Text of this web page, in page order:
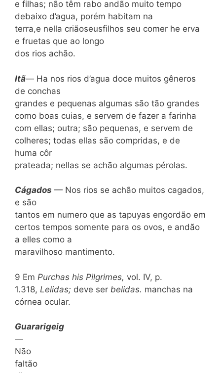
e filhas; não têm rabo andão muito tempo
debaixo d’agua, porém habitam na
terra,e nella criãoseusfilhos seu comer he erva
e fruetas que ao longo
dos rios achão.
Itã— Ha nos rios d’agua doce muitos gêneros
de conchas
grandes e pequenas algumas são tão grandes
como boas cuias, e servem de fazer a farinha
com ellas; outra; são pequenas, e servem de
colheres; todas ellas são compridas, e de
huma côr
pratea­da; nellas se achão algumas pérolas.
Cágados — Nos rios se achão muitos cagados,
e são
tantos em numero que as tapuyas engordão em
certos tempos somente para os ovos, e andão
a elles como a
maravilhoso mantimento.
9 Em Purchas his Pilgrimes, vol. IV, p.
1.318, Lelidas; deve ser belidas. manchas na
córnea ocular.
Guararigeig
—
Não
faltão